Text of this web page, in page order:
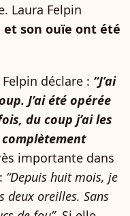
Laura Felpin
et son ouïe ont été
déclare : “J’ai
J’ai été opérée
du coup j’ai les
importante dans
“Depuis huit mois, je
deux oreilles. Sans